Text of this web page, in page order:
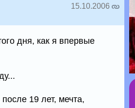
15.10.2006
дня, как я впервые
19 лет, мечта,